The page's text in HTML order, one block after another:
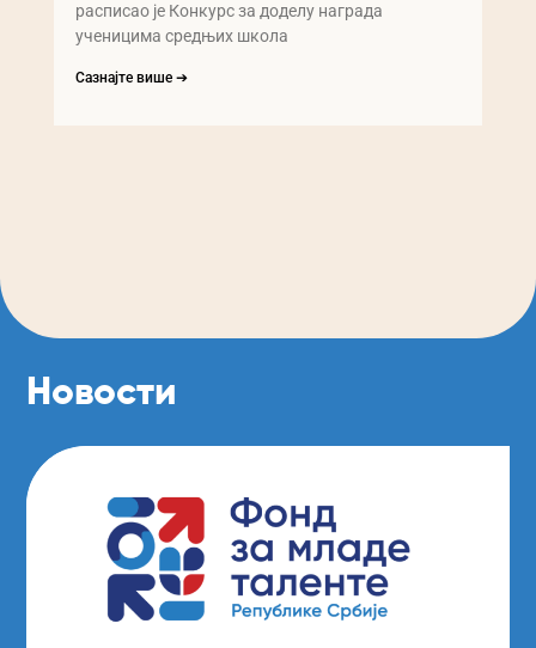
расписао је Конкурс за доделу награда
ученицима средњих школа
Сазнајте више ➔
Новости